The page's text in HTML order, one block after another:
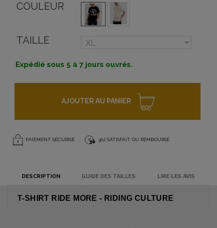
COULEUR
TAILLE
Expédié sous 5 à 7 jours ouvrés.
AJOUTER AU PANIER
PAIEMENT SÉCURISÉ 30J SATISFAIT OU REMBOURSÉ
DESCRIPTION GUIDE DES TAILLES LIRE LES AVIS
T-SHIRT RIDE MORE - RIDING CULTURE